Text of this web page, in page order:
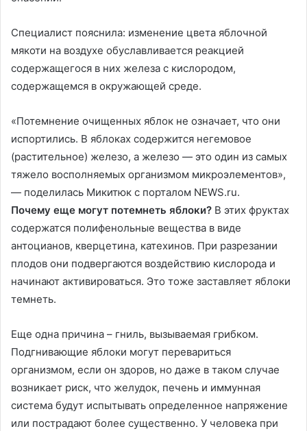
Специалист пояснила: изменение цвета яблочной
мякоти на воздухе обуславливается реакцией
содержащегося в них железа с кислородом,
содержащемся в окружающей среде.
«Потемнение очищенных яблок не означает, что они
испортились. В яблоках содержится негемовое
(растительное) железо, а железо — это один из самых
тяжело восполняемых организмом микроэлементов»,
— поделилась Микитюк с порталом NEWS.ru.
Почему еще могут потемнеть яблоки? В этих фруктах
содержатся полифенольные вещества в виде
антоцианов, кверцетина, катехинов. При разрезании
плодов они подвергаются воздействию кислорода и
начинают активироваться. Это тоже заставляет яблоки
темнеть.
Еще одна причина – гниль, вызываемая грибком.
Подгнивающие яблоки могут перевариться
организмом, если он здоров, но даже в таком случае
возникает риск, что желудок, печень и иммунная
система будут испытывать определенное напряжение
или пострадают более существенно. У человека при